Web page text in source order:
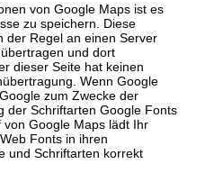
von Google Maps ist es
zu speichern. Diese
der Regel an einen Server
und dort
dieser Seite hat keinen
Wenn Google
zum Zwecke der
der Schriftarten Google Fonts
Google Maps lädt Ihr
Fonts in ihren
und Schriftarten korrekt